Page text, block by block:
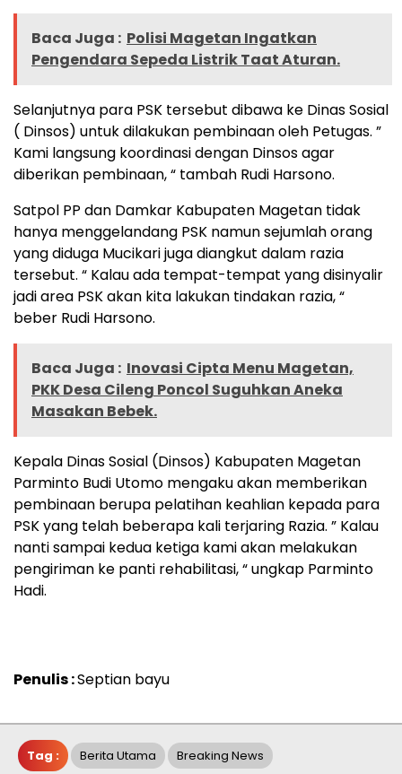
Baca Juga : Polisi Magetan Ingatkan
Pengendara Sepeda Listrik Taat Aturan.
Selanjutnya para PSK tersebut dibawa ke Dinas Sosial
( Dinsos) untuk dilakukan pembinaan oleh Petugas. ”
Kami langsung koordinasi dengan Dinsos agar
diberikan pembinaan, “ tambah Rudi Harsono.
Satpol PP dan Damkar Kabupaten Magetan tidak
hanya menggelandang PSK namun sejumlah orang
yang diduga Mucikari juga diangkut dalam razia
tersebut. “ Kalau ada tempat-tempat yang disinyalir
jadi area PSK akan kita lakukan tindakan razia, “
beber Rudi Harsono.
Baca Juga : Inovasi Cipta Menu Magetan,
PKK Desa Cileng Poncol Suguhkan Aneka
Masakan Bebek.
Kepala Dinas Sosial (Dinsos) Kabupaten Magetan
Parminto Budi Utomo mengaku akan memberikan
pembinaan berupa pelatihan keahlian kepada para
PSK yang telah beberapa kali terjaring Razia. ” Kalau
nanti sampai kedua ketiga kami akan melakukan
pengiriman ke panti rehabilitasi, “ ungkap Parminto
Hadi.
Penulis :Septian bayu
Tag : Berita Utama Breaking News